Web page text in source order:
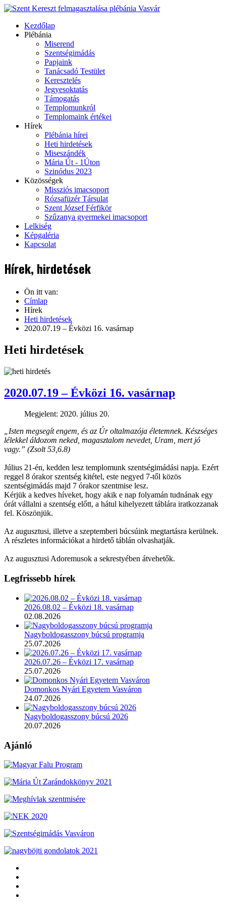
Kezdőlap
Plébánia
Miserend
Szentségimádás
Papjaink
Tanácsadó Testület
Keresztelés
Jegyesoktatás
Támogatás
Templomunkról
Templomaink értékei
Hírek
Plébánia hírei
Heti hirdetések
Miseszándék
Mária Út - 1Úton
Szinódus 2023
Közösségek
Missziós imacsoport
Rózsafüzér Társulat
Szent József Férfikör
Szűzanya gyermekei imacsoport
Lelkiség
Képgaléria
Kapcsolat
Hírek, hirdetések
Ön itt van:
Címlap
Hírek
Heti hirdetések
2020.07.19 – Évközi 16. vasárnap
Heti hirdetések
2020.07.19 – Évközi 16. vasárnap
Megjelent: 2020. július 20.
„Isten megsegít engem, és az Úr oltalmazója életemnek. Készséges
lélekkel áldozom neked, magasztalom nevedet, Uram, mert jó
vagy.” (Zsolt 53,6.8)
Július 21-én, kedden lesz templomunk szentségimádási napja. Ezért
reggel 8 órakor szentség kitétel, este negyed 7-től közös
szentségimádás majd 7 órakor szentmise lesz.
Kérjük a kedves híveket, hogy akik e nap folyamán tudnának egy
órát vállalni a szentség előtt, a hátul kihelyezett táblára iratkozzanak
fel. Köszönjük.
Az augusztusi, illetve a szeptemberi búcsúink megtartásra kerülnek.
A részletes információkat a hirdető táblán olvashatják.
Az augusztusi Adoremusok a sekrestyében átvehetők.
Legfrissebb hírek
2026.08.02 – Évközi 18. vasárnap
02.08.2026
Nagyboldogasszony búcsú programja
25.07.2026
2026.07.26 – Évközi 17. vasárnap
25.07.2026
Domonkos Nyári Egyetem Vasváron
24.07.2026
Nagyboldogasszony búcsú 2026
20.07.2026
Ajánló